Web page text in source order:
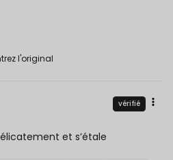
l'original
vérifié
et s’étale